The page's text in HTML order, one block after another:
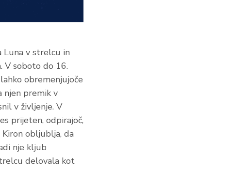
Luna v strelcu in
V soboto do 16.
obremenjujoče
njen premik v
v življenje. V
prijeten, odpirajoč,
obljublja, da
nje kljub
delovala kot